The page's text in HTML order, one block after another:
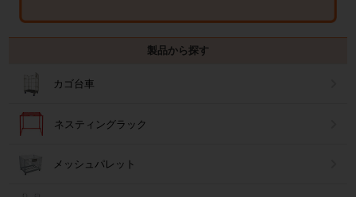
製品から探す
カゴ台車
ネスティングラック
メッシュパレット